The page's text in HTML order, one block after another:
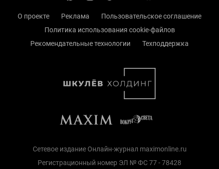
О проекте Реклама
Пользовательское соглашение
Политика использования cookie-файлов
Рекомендательные технологии
Техподдержка
Сетевое издание Онлайн-журнал maximonline.ru
Регистрационный номер ЭЛ № ФС 77 - 78428